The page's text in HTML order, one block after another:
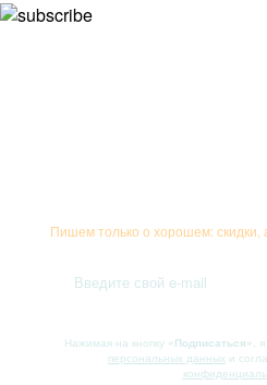
Пишем только о хорошем: скидки,
Нажимая на кнопку «Подписаться» ,
персональных данных и